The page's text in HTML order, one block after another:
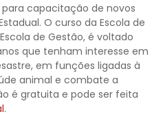
capacitação de novos
O curso da Escola de
de Gestão, é voltado
que tenham interesse em
em funções ligadas à
animal e combate a
é gratuita e pode ser feita
.